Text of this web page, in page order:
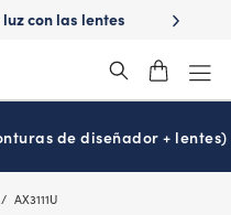
con las lentes
¿Es
de diseñador + lentes)
AX3111U